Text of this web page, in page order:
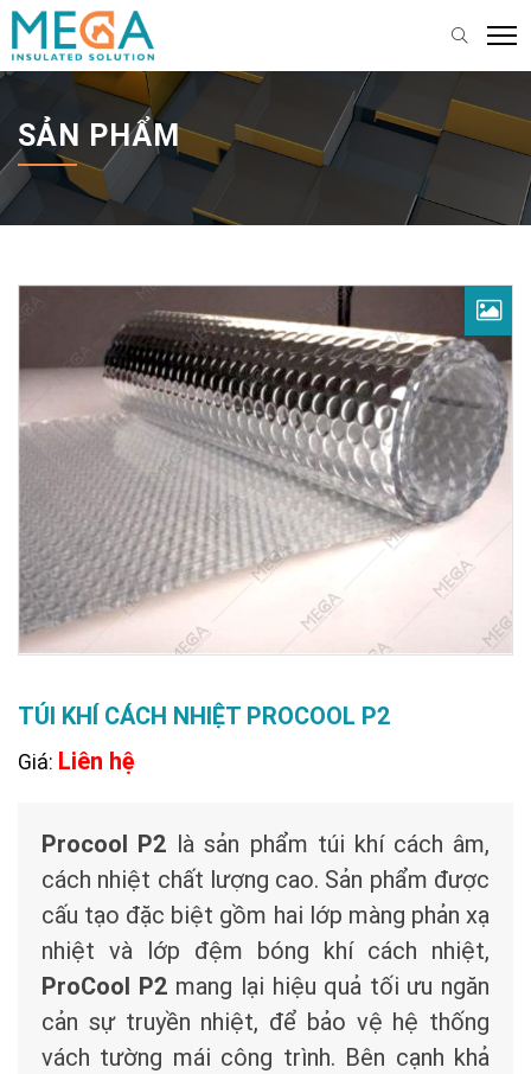
SẢN PHẨM
TÚI KHÍ CÁCH NHIỆT PROCOOL P2
Giá: Liên hệ
Procool P2 là sản phẩm túi khí cách âm,
cách nhiệt chất lượng cao. Sản phẩm được
cấu tạo đặc biệt gồm hai lớp màng phản xạ
nhiệt và lớp đệm bóng khí cách nhiệt,
ProCool P2 mang lại hiệu quả tối ưu ngăn
cản sự truyền nhiệt, để bảo vệ hệ thống
vách tường mái công trình. Bên cạnh khả